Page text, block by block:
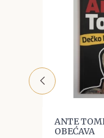
ANTE
OBEĆAVA